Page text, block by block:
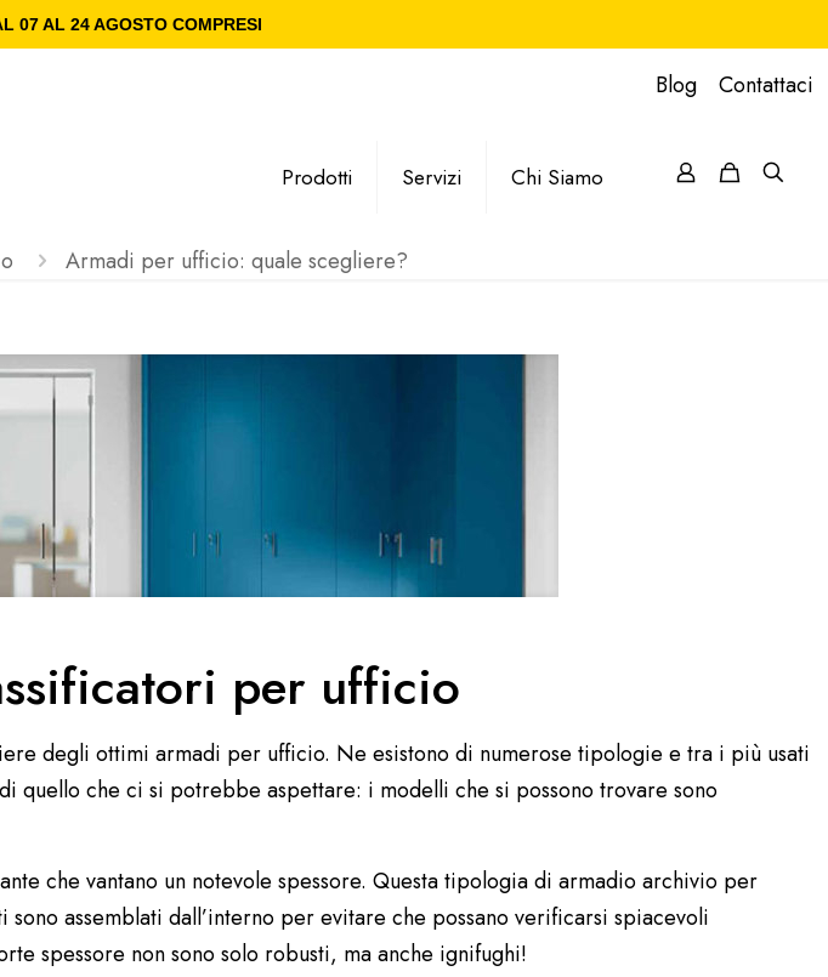
07 AL 24 AGOSTO COMPRESI
Blog Contattaci
Prodotti Servizi Chi Siamo
Armadi per ufficio: quale scegliere?
per ufficio
degli ottimi armadi per ufficio. Ne esistono di numerose tipologie e tra i più usati
quello che ci si potrebbe aspettare: i modelli che si possono trovare sono
che vantano un notevole spessore. Questa tipologia di armadio archivio per
assemblati dall’interno per evitare che possano verificarsi spiacevoli
spessore non sono solo robusti, ma anche ignifughi!